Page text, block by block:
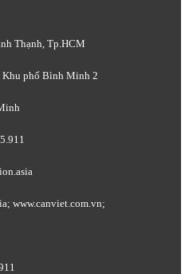
Thạnh, Tp.HCM
Khu phố Bình Minh 2
www.canviet.com.vn;